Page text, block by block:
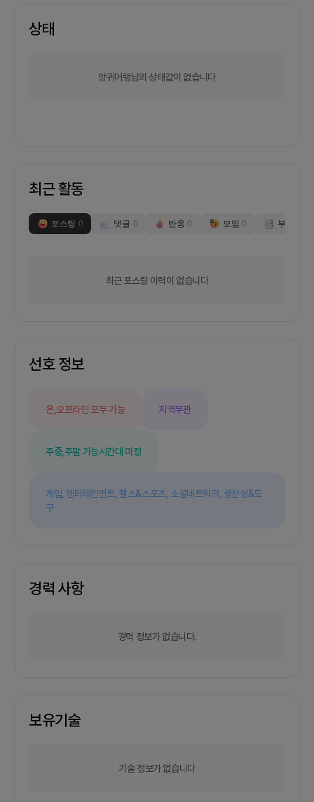
상태
앙귀머랭님의 상태값이 없습니다
최근 활동
포스팅 0 댓글 0 반응 0 모임 0 부스
최근 포스팅 이력이 없습니다
선호 정보
온,오프라인 모두 가능 지역무관
주중,주말 가능시간대 미정
게임, 엔터테인먼트,헬스&스포츠, 소셜네트워크, 생산성&도
구
경력 사항
경력 정보가 없습니다.
보유기술
기술 정보가 없습니다